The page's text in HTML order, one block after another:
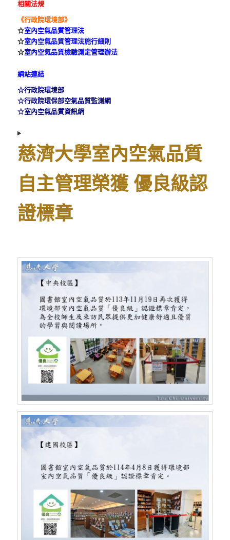
相關法規
《行政院環境部》
☆室內空氣品質管理法
☆室內空氣品質管理法施行細則
☆室內空氣品質檢驗測定管理辦法
網站連結
☆行政院環境部
☆行政院環保部空氣品質監測網
☆室內空氣品質資訊網
慈濟大學室內空氣品質
自主管理榮獲 優良級認
證標章